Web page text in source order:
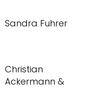
Sandra Fuhrer
Christian
Ackermann &